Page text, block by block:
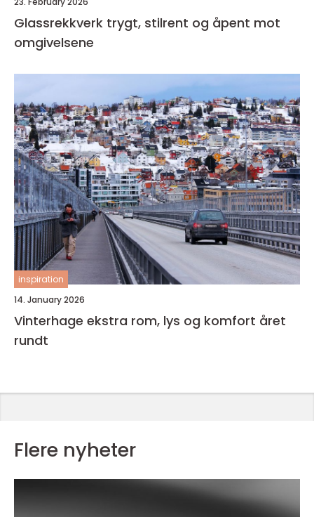
Glassrekkverk trygt, stilrent og åpent mot
omgivelsene
inspiration
14. January 2026
Vinterhage ekstra rom, lys og komfort året
rundt
Flere nyheter